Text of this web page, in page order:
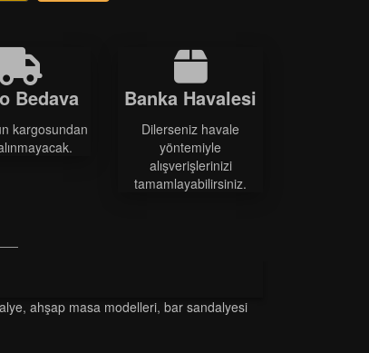
Bedava
kargosundan
Banka Havalesi
Dilerseniz havale
yöntemiyle
alışverişlerinizi
tamamlayabilirsiniz.
, ahşap masa modelleri, bar sandalyesi